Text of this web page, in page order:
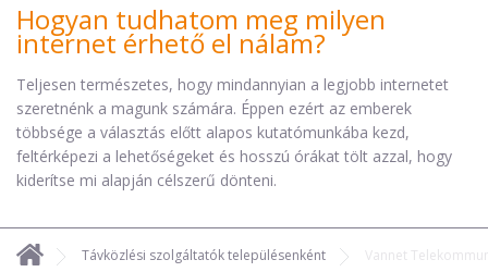
Hogyan tudhatom meg milyen
internet érhető el nálam?
Teljesen természetes, hogy mindannyian a legjobb internetet
szeretnénk a magunk számára. Éppen ezért az emberek
többsége a választás előtt alapos kutatómunkába kezd,
feltérképezi a lehetőségeket és hosszú órákat tölt azzal, hogy
kiderítse mi alapján célszerű dönteni.
Távközlési szolgáltatók településenként Vannet